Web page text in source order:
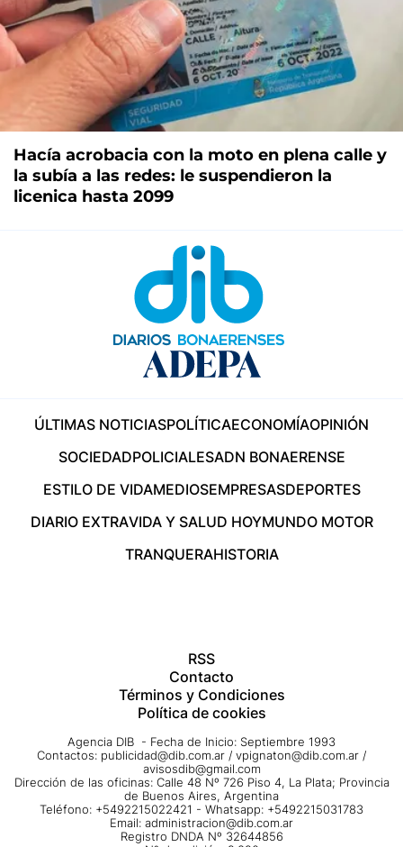
Hacía acrobacia con la moto en plena calle y
la subía a las redes: le suspendieron la
licenica hasta 2099
ÚLTIMAS NOTICIASPOLÍTICAECONOMÍAOPINIÓN
SOCIEDADPOLICIALESADN BONAERENSE
ESTILO DE VIDAMEDIOSEMPRESASDEPORTES
DIARIO EXTRAVIDA Y SALUD HOYMUNDO MOTOR
TRANQUERAHISTORIA
RSS
Contacto
Términos y Condiciones
Política de cookies
Agencia DIB - Fecha de Inicio: Septiembre 1993
Contactos: publicidad@dib.com.ar / vpignaton@dib.com.ar /
avisosdib@gmail.com
Dirección de las oficinas: Calle 48 Nº 726 Piso 4, La Plata; Provincia
de Buenos Aires, Argentina
Teléfono: +5492215022421 - Whatsapp: +5492215031783
Email: administracion@dib.com.ar
Registro DNDA Nº 32644856